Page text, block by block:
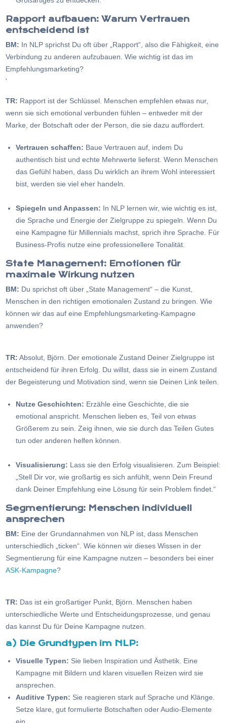
Rapport aufbauen: Warum Vertrauen
entscheidend ist
BM: In NLP sprichst Du oft über „Rapport“, also die Fähigkeit, eine
Verbindung zu anderen aufzubauen. Wie wichtig ist das im
Empfehlungsmarketing?
'
TR: Rapport ist der Schlüssel. Menschen empfehlen etwas nur,
wenn sie sich emotional verbunden fühlen – entweder mit der
Marke, der Botschaft oder der Person, die sie dazu auffordert.
Vertrauen schaffen: Baue Vertrauen auf, indem Du
authentisch bist und echte Mehrwerte lieferst. Wenn Menschen
das Gefühl haben, dass Du wirklich an ihrem Wohl interessiert
bist, werden sie viel eher handeln.
Spiegeln und Anpassen: In NLP lernen wir, wie wichtig es ist,
die Sprache und Energie der Zielgruppe zu spiegeln. Wenn Du
eine Kampagne für Millennials machst, sprich ihre Sprache. Für
Business-Profis nutze eine professionellere Tonalität.
State Management: Emotionen für
maximale Wirkung nutzen
BM: Du sprichst oft über „State Management“ – die Kunst,
Menschen in den richtigen emotionalen Zustand zu bringen. Wie
können wir das auf eine Empfehlungsmarketing-Kampagne
anwenden?
TR: Absolut, Björn. Der emotionale Zustand Deiner Zielgruppe ist
entscheidend für ihren Erfolg. Du willst, dass sie in einem Zustand
der Begeisterung und Motivation sind, wenn sie Deinen Link teilen.
Nutze Geschichten: Erzähle eine Geschichte, die sie
emotional anspricht. Menschen lieben es, Teil von etwas
Größerem zu sein. Zeig ihnen, wie sie durch das Teilen Gutes
tun oder anderen helfen können.
Visualisierung: Lass sie den Erfolg visualisieren. Zum Beispiel:
„Stell Dir vor, wie großartig es sich anfühlt, wenn Dein Freund
dank Deiner Empfehlung eine Lösung für sein Problem findet.“
Segmentierung: Menschen individuell
ansprechen
BM: Eine der Grundannahmen von NLP ist, dass Menschen
unterschiedlich „ticken“. Wie können wir dieses Wissen in der
Segmentierung für eine Kampagne nutzen – besonders bei einer
ASK-Kampagne?
TR: Das ist ein großartiger Punkt, Björn. Menschen haben
unterschiedliche Werte und Entscheidungsprozesse, und genau
das kannst Du für Deine Kampagne nutzen.
a) Die Grundtypen im NLP:
Visuelle Typen: Sie lieben Inspiration und Ästhetik. Eine
Kampagne mit Bildern und klaren visuellen Reizen wird sie
ansprechen.
Auditive Typen: Sie reagieren stark auf Sprache und Klänge.
Setze klare, gut formulierte Botschaften oder Audio-Elemente